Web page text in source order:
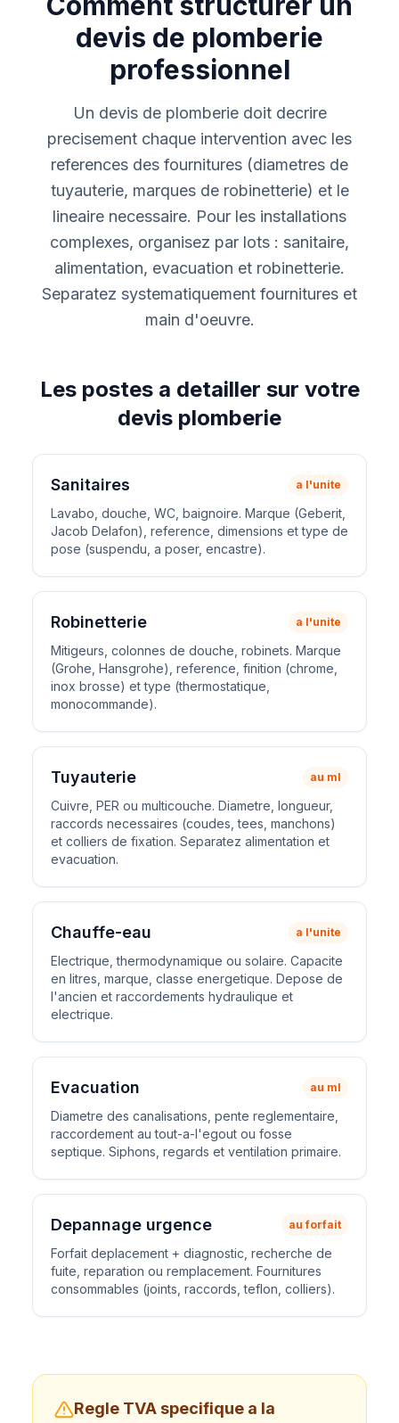
devis de plomberie
professionnel
Un devis de plomberie doit decrire
precisement chaque intervention avec les
references des fournitures (diametres de
tuyauterie, marques de robinetterie) et le
lineaire necessaire. Pour les installations
complexes, organisez par lots : sanitaire,
alimentation, evacuation et robinetterie.
Separatez systematiquement fournitures et
main d'oeuvre.
Les postes a detailler sur votre
devis plomberie
Sanitaires a l'unite
Lavabo, douche, WC, baignoire. Marque (Geberit,
Jacob Delafon), reference, dimensions et type de
pose (suspendu, a poser, encastre).
Robinetterie a l'unite
Mitigeurs, colonnes de douche, robinets. Marque
(Grohe, Hansgrohe), reference, finition (chrome,
inox brosse) et type (thermostatique,
monocommande).
Tuyauterie au ml
Cuivre, PER ou multicouche. Diametre, longueur,
raccords necessaires (coudes, tees, manchons)
et colliers de fixation. Separatez alimentation et
evacuation.
Chauffe-eau a l'unite
Electrique, thermodynamique ou solaire. Capacite
en litres, marque, classe energetique. Depose de
l'ancien et raccordements hydraulique et
electrique.
Evacuation au ml
Diametre des canalisations, pente reglementaire,
raccordement au tout-a-l'egout ou fosse
septique. Siphons, regards et ventilation primaire.
Depannage urgence au forfait
Forfait deplacement + diagnostic, recherche de
fuite, reparation ou remplacement. Fournitures
consommables (joints, raccords, teflon, colliers).
Regle TVA specifique a la